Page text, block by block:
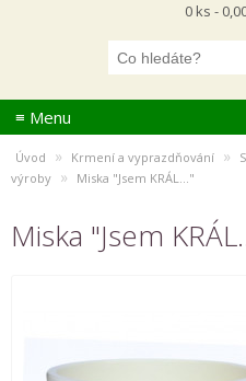
0 ks -
≡ Menu
Úvod » Krmení a vyprazdňování »
výroby » Miska "Jsem KRÁL..."
Miska "Jsem